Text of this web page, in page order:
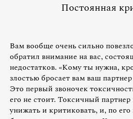
Постоянная
Вам вообще очень сильно
обратил внимание на вас,
недостатков. «Кому ты нужна,
злостью бросает вам ваш
Это первый звоночек
его не стоит. Токсичный партнер
унижать и критиковать, и, по